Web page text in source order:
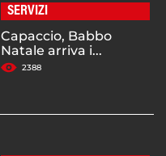
SERVIZI
Capaccio, Babbo
Natale arriva i...
2388